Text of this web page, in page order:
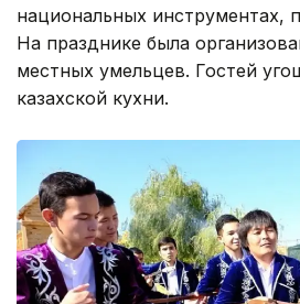
национальных инструментах,
На празднике была
местных умельцев. Гостей
казахской кухни.